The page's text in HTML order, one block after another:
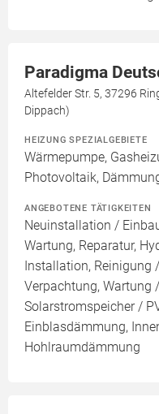
Paradigma
Altefelder Str. 5, 37296
Dippach)
HEIZUNG SPEZIALGEBIETE
Wärmepumpe,
Photovoltaik,
ANGEBOTENE TÄTIGKEITEN
Neuinstallation /
Wartung, Reparatur,
Installation, Reinigung
Verpachtung, Wartung
Solarstromspeicher /
Einblasdämmung,
Hohlraumdämmung